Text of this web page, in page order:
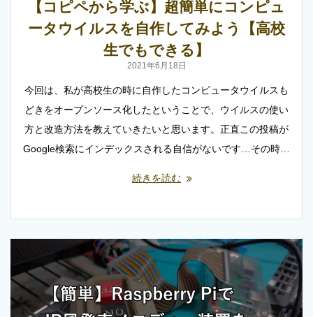
【コピペから学ぶ】超簡単にコンピュ
ータウイルスを自作してみよう【高校
生でもできる】
2021年6月18日
今回は、私が高校生の時に自作したコンピュータウイルスも
どきをオープンソース化したということで、ウイルスの使い
方と改造方法を教えていきたいと思います。正直この投稿が
Google検索にインデックスされる自信がないです…その時…
続きを読む